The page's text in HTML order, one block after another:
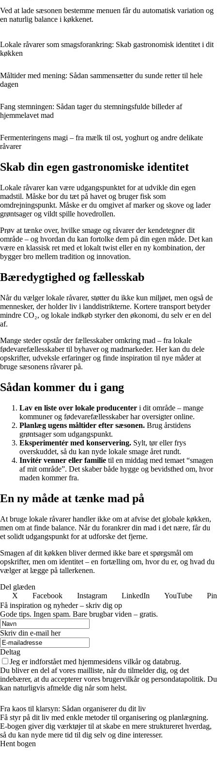
Ved at lade sæsonen bestemme menuen får du automatisk variation og
en naturlig balance i køkkenet.
Lokale råvarer som smagsforankring: Skab gastronomisk identitet i dit
køkken
Måltider med mening: Sådan sammensætter du sunde retter til hele
dagen
Fang stemningen: Sådan tager du stemningsfulde billeder af
hjemmelavet mad
Fermenteringens magi – fra mælk til ost, yoghurt og andre delikate
råvarer
Skab din egen gastronomiske identitet
Lokale råvarer kan være udgangspunktet for at udvikle din egen
madstil. Måske bor du tæt på havet og bruger fisk som
omdrejningspunkt. Måske er du omgivet af marker og skove og lader
grøntsager og vildt spille hovedrollen.
Prøv at tænke over, hvilke smage og råvarer der kendetegner dit
område – og hvordan du kan fortolke dem på din egen måde. Det kan
være en klassisk ret med et lokalt twist eller en ny kombination, der
bygger bro mellem tradition og innovation.
Bæredygtighed og fællesskab
Når du vælger lokale råvarer, støtter du ikke kun miljøet, men også de
mennesker, der holder liv i landdistrikterne. Kortere transport betyder
mindre CO₂, og lokale indkøb styrker den økonomi, du selv er en del
af.
Mange steder opstår der fællesskaber omkring mad – fra lokale
fødevarefællesskaber til byhaver og madmarkeder. Her kan du dele
opskrifter, udveksle erfaringer og finde inspiration til nye måder at
bruge sæsonens råvarer på.
Sådan kommer du i gang
Lav en liste over lokale producenter i dit område – mange
kommuner og fødevarefællesskaber har oversigter online.
Planlæg ugens måltider efter sæsonen. Brug årstidens
grøntsager som udgangspunkt.
Eksperimentér med konservering. Sylt, tør eller frys
overskuddet, så du kan nyde lokale smage året rundt.
Invitér venner eller familie til en middag med temaet “smagen
af mit område”. Det skaber både hygge og bevidsthed om, hvor
maden kommer fra.
En ny måde at tænke mad på
At bruge lokale råvarer handler ikke om at afvise det globale køkken,
men om at finde balance. Når du forankrer din mad i det nære, får du
et solidt udgangspunkt for at udforske det fjerne.
Smagen af dit køkken bliver dermed ikke bare et spørgsmål om
opskrifter, men om identitet – en fortælling om, hvor du er, og hvad du
vælger at lægge på tallerkenen.
Del glæden
X
Facebook Instagram LinkedIn YouTube
Få inspiration og nyheder – skriv dig op
Gode tips. Ingen spam. Bare brugbar viden – gratis.
Skriv din e-mail her
Deltag
Jeg er indforstået med hjemmesidens vilkår og databrug.
Du bliver en del af vores mailliste, når du tilmelder dig, og det
indebærer, at du accepterer vores brugervilkår og persondatapolitik. Du
kan naturligvis afmelde dig når som helst.
Fra kaos til klarsyn: Sådan organiserer du dit liv
Få styr på dit liv med enkle metoder til organisering og planlægning.
E-bogen giver dig værktøjer til at skabe en mere struktureret hverdag,
så du kan nyde mere tid til dig selv og dine interesser.
Hent bogen